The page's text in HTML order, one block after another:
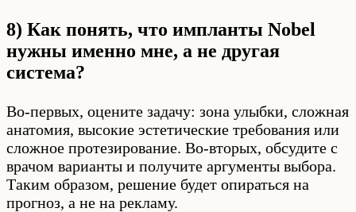
8) Как понять, что импланты Nobel
нужны именно мне, а не другая
система?
Во-первых, оцените задачу: зона улыбки, сложная
анатомия, высокие эстетические требования или
сложное протезирование. Во-вторых, обсудите с
врачом варианты и получите аргументы выбора.
Таким образом, решение будет опираться на
прогноз, а не на рекламу.